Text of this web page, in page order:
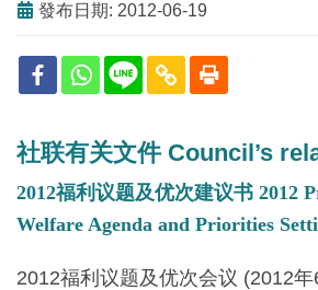
發布日期: 2012-06-19
社联有关文件 Council’s
2012福利议题及优次建议书 2012
Welfare Agenda and Priorities
2012福利议题及优次会议 (2012